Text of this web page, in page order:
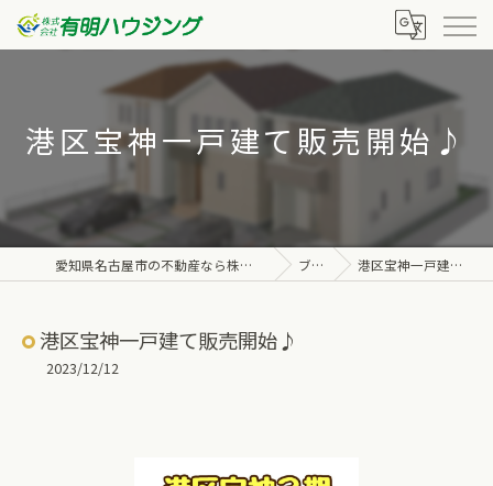
港区宝神一戸建て販売開始♪
愛知県名古屋市の不動産なら株式会社有明ハウジング ブログ 港区宝神一戸建て販売開始♪
港区宝神一戸建て販売開始♪
2023/12/12